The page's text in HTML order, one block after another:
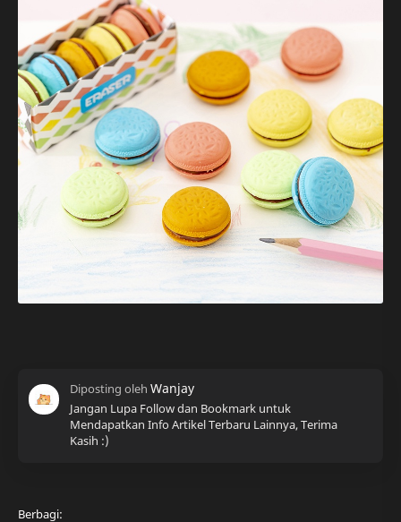
Jangan Lupa Follow dan Bookmark untuk
Mendapatkan Info Artikel Terbaru Lainnya, Terima
Kasih :)